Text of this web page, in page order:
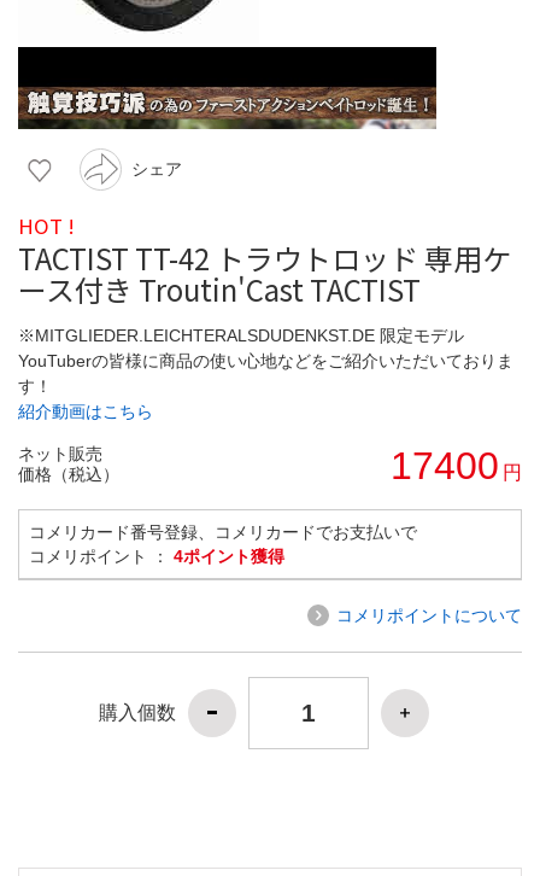
シェア
HOT !
TACTIST TT-42 トラウトロッド 専用ケ
ース付き Troutin'Cast TACTIST
※MITGLIEDER.LEICHTERALSDUDENKST.DE 限定モデル
YouTuberの皆様に商品の使い心地などをご紹介いただいておりま
す！
紹介動画はこちら
ネット販売
価格（税込）
17400 円
コメリカード番号登録、コメリカードでお支払いで
コメリポイント ： 4ポイント獲得
コメリポイントについて
購入個数